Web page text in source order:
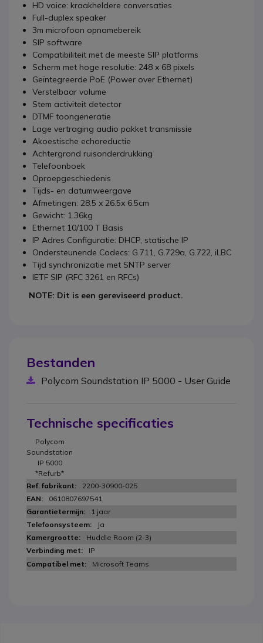
HD voice: kraakheldere conversaties
Full-duplex speaker
3m microfoon opnamebereik
SIP software
Compatibiliteit met de meeste SIP platforms
Scherm met hoge resolutie: 248 x 68 pixels
Geïntegreerde PoE (Power over Ethernet)
Verstelbaar volume
Stem activiteit detector
DTMF toongeneratie
Lage vertraging audio pakket transmissie
Akoestische echoreductie
Achtergrond ruisonderdrukking
Telefoonboek
Oproepgeschiedenis
Tijds- en datumweergave
Afmetingen: 28.5 x 26.5x 6.5cm
Gewicht: 1.36kg
Ethernet 10/100 T Basis
IP Adres Configuratie: DHCP, statische IP
Ondersteunende Codecs: G.711, G.729a, G.722, iLBC
Tijd synchronizatie met SNTP server
IETF SIP (RFC 3261 en RFCs)
NOTE: Dit is een gereviseerd product.
Bestanden
Polycom Soundstation IP 5000 - User Guide
Technische specificaties
Polycom
Soundstation
IP 5000
*Refurb*
2200-30900-025
0610807697541
1 jaar
Ja
Huddle Room (2-3)
IP
Microsoft Teams